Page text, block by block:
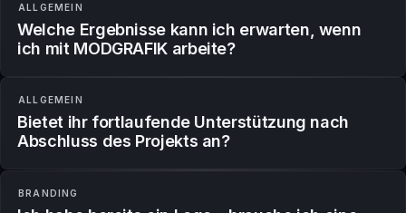
ALLGEMEIN
Welche Ergebnisse kann ich erwarten, wenn
ich mit MODGRAFIK arbeite?
ALLGEMEIN
Bietet ihr fortlaufende Unterstützung nach
Abschluss des Projekts an?
BRANDING